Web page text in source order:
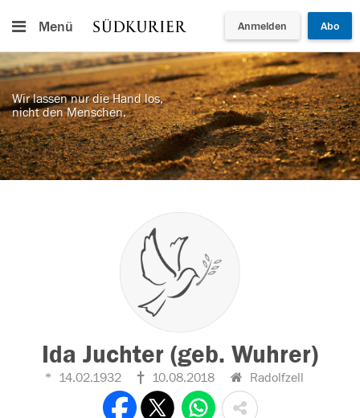
Menü Anmelden Abo
Wir lassen nur die Hand los,
nicht den Menschen.
Ida Juchter (geb. Wuhrer)
14.02.1932 10.08.2018 Radolfzell